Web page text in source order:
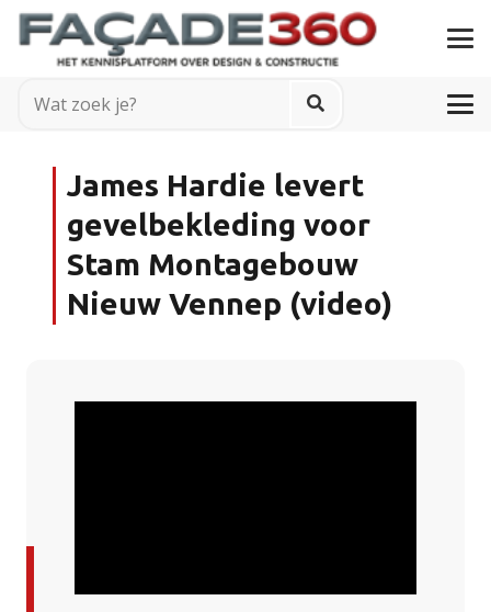
James Hardie levert
gevelbekleding voor
Stam Montagebouw
Nieuw Vennep (video)